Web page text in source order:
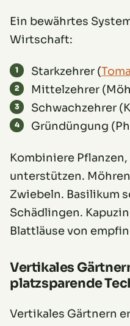
Ein bewährtes
Wirtschaft:
Starkzehrer (
Mittelzehrer
Schwachzehrer
Gründüngung
Kombiniere
unterstützen.
Zwiebeln. Basilikum
Schädlingen.
Blattläuse von
Vertikales
platzsparende
Vertikales Gärtnern